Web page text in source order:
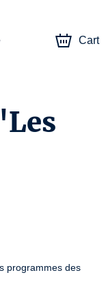
Cart
programmes des